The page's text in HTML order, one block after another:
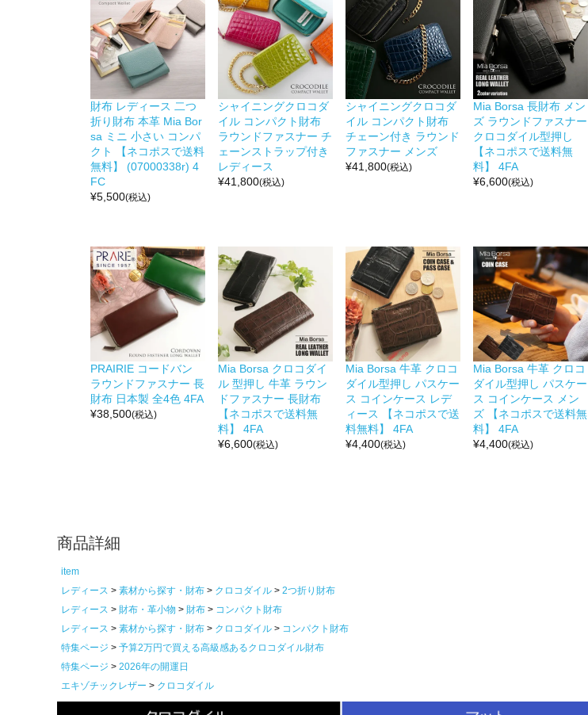
財布 レディース 二つ
折り財布 本革 Mia Bor
sa ミニ 小さい コンパ
クト 【ネコポスで送料
無料】 (07000338r) 4
FC
¥5,500(税込)
シャイニングクロコダ
イル コンパクト財布
ラウンドファスナー チ
ェーンストラップ付き
レディース
¥41,800(税込)
シャイニングクロコダ
イル コンパクト財布
チェーン付き ラウンド
ファスナー メンズ
¥41,800(税込)
Mia Borsa 長財布 メン
ズ ラウンドファスナー
クロコダイル型押し
【ネコポスで送料無
料】 4FA
¥6,600(税込)
PRAIRIE コードバン
ラウンドファスナー 長
財布 日本製 全4色 4FA
¥38,500(税込)
Mia Borsa クロコダイ
ル 型押し 牛革 ラウン
ドファスナー 長財布
【ネコポスで送料無
料】 4FA
¥6,600(税込)
Mia Borsa 牛革 クロコ
ダイル型押し パスケー
ス コインケース レデ
ィース 【ネコポスで送
料無料】 4FA
¥4,400(税込)
Mia Borsa 牛革 クロコ
ダイル型押し パスケー
ス コインケース メン
ズ 【ネコポスで送料無
料】 4FA
¥4,400(税込)
商品詳細
item
レディース
素材から探す・財布 クロコダイル
2つ折り財布
レディース
財布・革小物 財布
コンパクト財布
レディース
素材から探す・財布 クロコダイル
コンパクト財布
特集ページ
予算2万円で買える高級感あるクロコダイル財布
特集ページ
2026年の開運日
エキゾチックレザー
クロコダイル